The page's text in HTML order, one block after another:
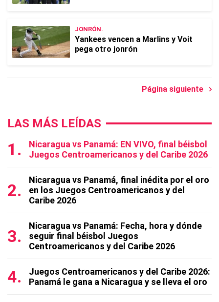
JONRÓN.
Yankees vencen a Marlins y Voit
pega otro jonrón
Página siguiente
LAS MÁS LEÍDAS
Nicaragua vs Panamá: EN VIVO, final béisbol
Juegos Centroamericanos y del Caribe 2026
Nicaragua vs Panamá, final inédita por el oro
en los Juegos Centroamericanos y del
Caribe 2026
Nicaragua vs Panamá: Fecha, hora y dónde
seguir final béisbol Juegos
Centroamericanos y del Caribe 2026
Juegos Centroamericanos y del Caribe 2026:
Panamá le gana a Nicaragua y se lleva el oro